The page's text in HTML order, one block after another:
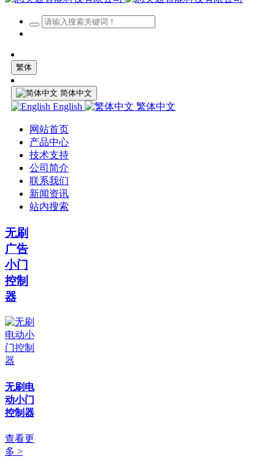
繁体
简体中文
English 繁体中文
网站首页
产品中心
技术支持
公司简介
联系我们
新闻资讯
站内搜索
无刷
广告
小门
控制
器
无刷电
动小门
控制器
查看更
多 >